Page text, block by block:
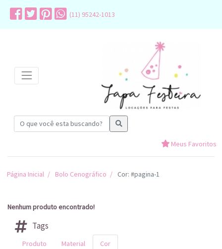
(11) 95242-1013
Meus Favoritos
Página Inicial Bolo Cenográfico Cor: #pagina-1
Nenhum produto encontrado!
Tags
Produto Material Cor